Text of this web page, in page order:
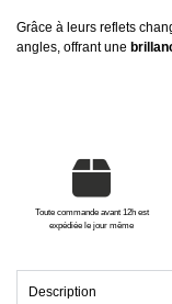
Grâce à leurs reflets
angles, offrant une
Toute commande avant 12h est
expédiée le jour même
Description